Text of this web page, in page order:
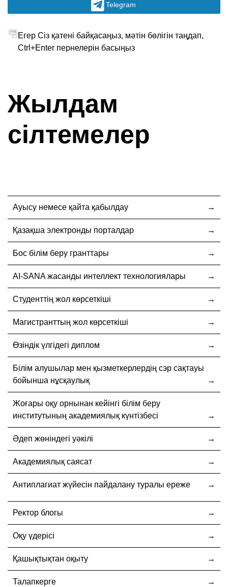
Telegram
Егер Сіз қатені байқасаңыз, мәтін бөлігін таңдап,
Ctrl+Enter пернелерін басыңыз
Жылдам
сілтемелер
Ауысу немесе қайта қабылдау
Қазақша электронды порталдар
Бос білім беру гранттары
AI-SANA жасанды интеллект технологиялары
Студенттің жол көрсеткіші
Магистранттың жол көрсеткіші
Өзіндік үлгідегі диплом
Білім алушылар мен қызметкерлердің сэр сақтауы
бойынша нұсқаулық
Жоғары оқу орнынан кейінгі білім беру
институтының академиялық күнтізбесі
Әдеп жөніндегі уәкілі
Академиялық саясат
Антиплагиат жүйесін пайдалану туралы ереже
Ректор блогы
Оқу үдерісі
Қашықтықтан оқыту
Талапкерге